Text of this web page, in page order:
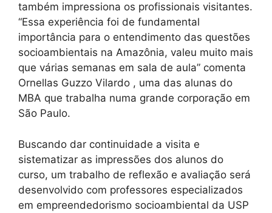
também impressiona os profissionais visitantes.
“Essa experiência foi de fundamental
importância para o entendimento das questões
socioambientais na Amazônia, valeu muito mais
que várias semanas em sala de aula” comenta
Ornellas Guzzo Vilardo , uma das alunas do
MBA que trabalha numa grande corporação em
São Paulo.
Buscando dar continuidade a visita e
sistematizar as impressões dos alunos do
curso, um trabalho de reflexão e avaliação será
desenvolvido com professores especializados
em empreendedorismo socioambiental da USP